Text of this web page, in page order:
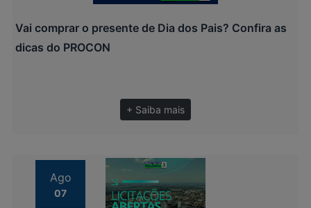
Vai comprar o presente de Dia dos Pais? Confira as
dicas do PROCON
+ Saiba mais
Ago
07